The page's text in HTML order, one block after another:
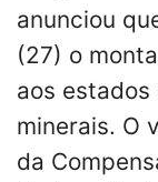
anunciou
(27) o
aos
minerais. O
da